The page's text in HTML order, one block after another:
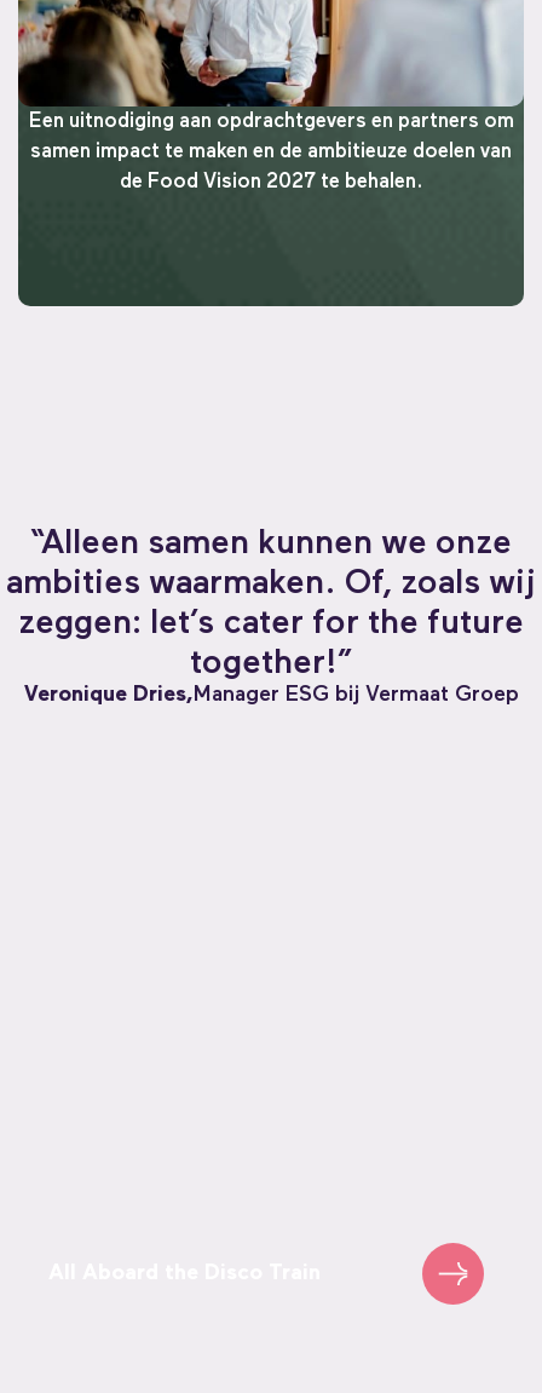
Een uitnodiging aan opdrachtgevers en partners om
samen impact te maken en de ambitieuze doelen van
de Food Vision 2027 te behalen.
“Alleen samen kunnen we onze
ambities waarmaken. Of, zoals wij
zeggen: let’s cater for the future
together!”
Veronique Dries, Manager ESG bij Vermaat Groep